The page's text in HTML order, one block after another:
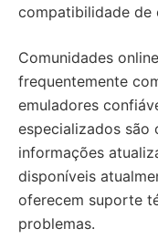
compatibilidade de
Comunidades
frequentemente
emuladores
especializados são
informações
disponíveis
oferecem suporte
problemas.